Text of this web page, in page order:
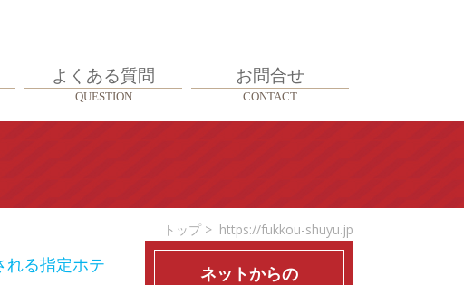
よくある質問
QUESTION
お問合せ
CONTACT
トップ> Tag:
https://fukkou-shuyu.jp
れる指定ホテ
ネットからの